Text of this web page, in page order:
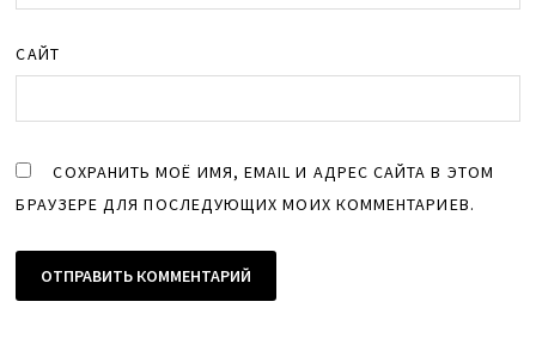
САЙТ
СОХРАНИТЬ МОЁ ИМЯ, EMAIL И АДРЕС САЙТА В ЭТОМ
БРАУЗЕРЕ ДЛЯ ПОСЛЕДУЮЩИХ МОИХ КОММЕНТАРИЕВ.